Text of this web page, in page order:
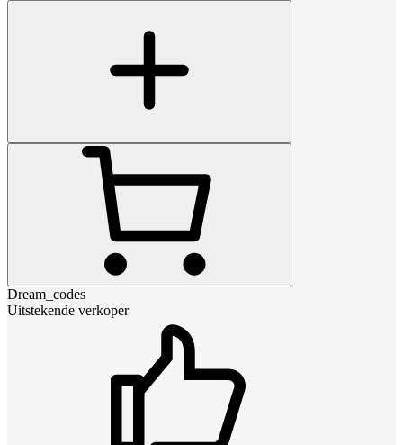
Dream_codes
Uitstekende verkoper